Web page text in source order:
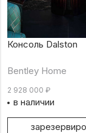
Консоль Dalston
Bentley Home
2 928 000 ₽
в наличии